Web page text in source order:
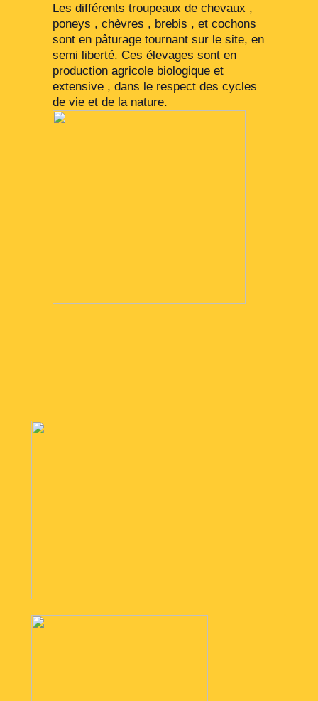
Les différents troupeaux de chevaux ,
poneys , chèvres , brebis , et cochons
sont en pâturage tournant sur le site, en
semi liberté. Ces élevages sont en
production agricole biologique et
extensive , dans le respect des cycles
de vie et de la nature.